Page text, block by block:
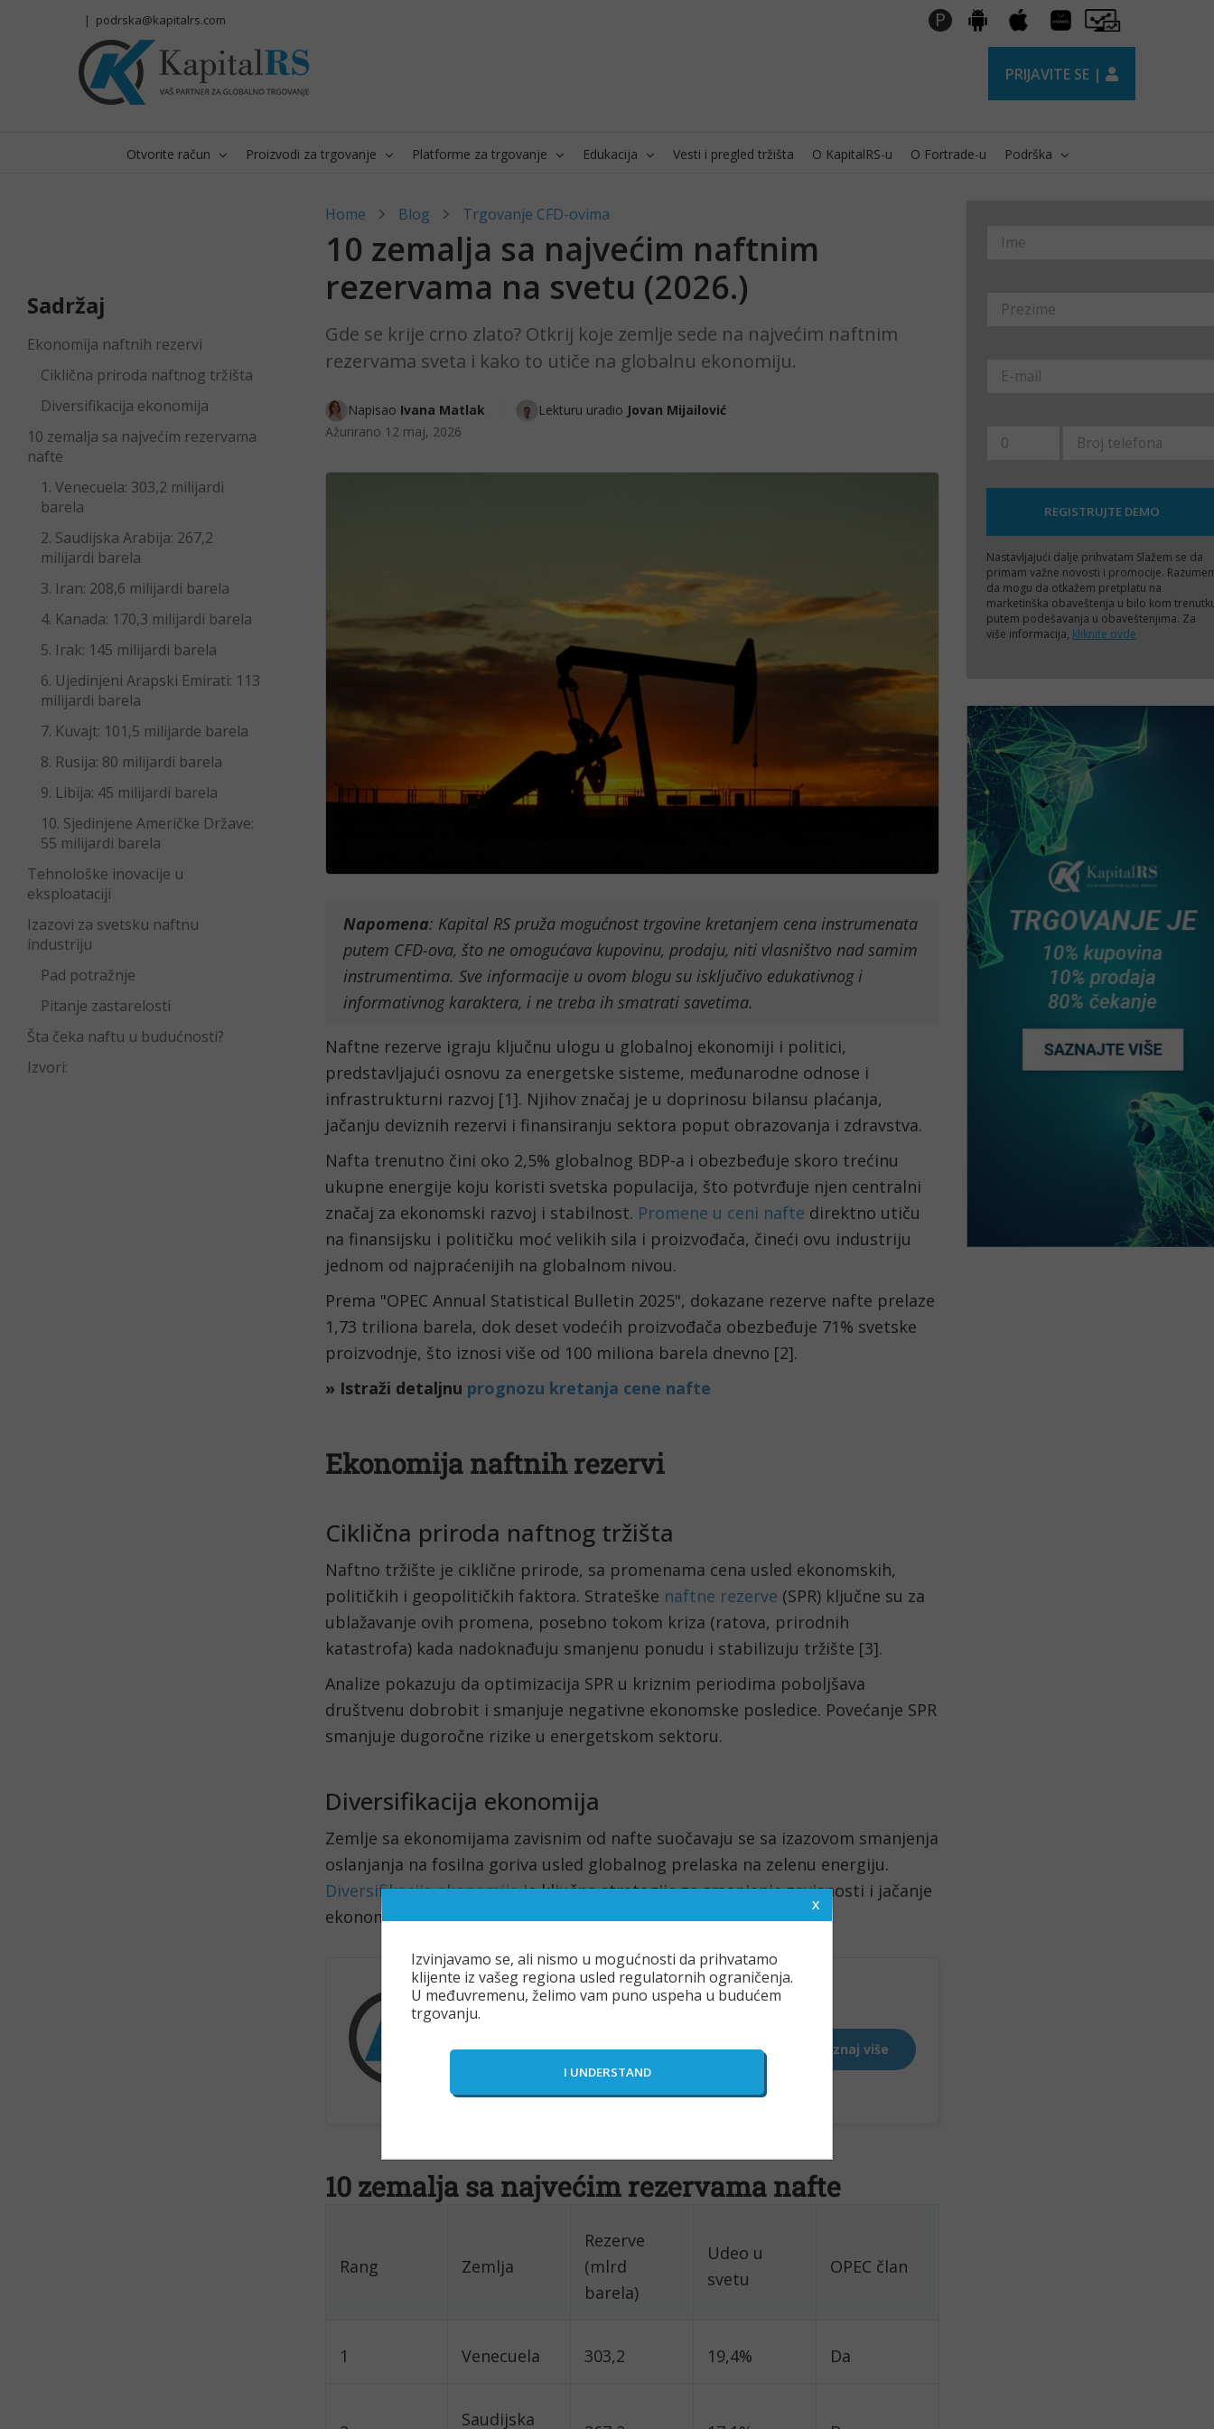
| podrska@kapitalrs.com P Android Apple
Huawei
AppGallery
Pro
Trader
PRIJAVITE SE |
Otvorite račun Proizvodi za trgovanje Platforme za trgovanje Edukacija Vesti i pregled tržišta O KapitalRS-u O Fortrade-u Podrška
Sadržaj
Ekonomija naftnih rezervi
Ciklična priroda naftnog tržišta
Diversifikacija ekonomija
10 zemalja sa najvećim rezervama
nafte
1. Venecuela: 303,2 milijardi
barela
2. Saudijska Arabija: 267,2
milijardi barela
3. Iran: 208,6 milijardi barela
4. Kanada: 170,3 milijardi barela
5. Irak: 145 milijardi barela
6. Ujedinjeni Arapski Emirati: 113
milijardi barela
7. Kuvajt: 101,5 milijarde barela
8. Rusija: 80 milijardi barela
9. Libija: 45 milijardi barela
10. Sjedinjene Američke Države:
55 milijardi barela
Tehnološke inovacije u
eksploataciji
Izazovi za svetsku naftnu
industriju
Pad potražnje
Pitanje zastarelosti
Šta čeka naftu u budućnosti?
Izvori:
Home Blog Trgovanje CFD-ovima
10 zemalja sa najvećim naftnim
rezervama na svetu (2026.)
Gde se krije crno zlato? Otkrij koje zemlje sede na najvećim naftnim
rezervama sveta i kako to utiče na globalnu ekonomiju.
Napisao Ivana Matlak Lekturu uradio Jovan Mijailović
Ažurirano 12 maj, 2026
Napomena: Kapital RS pruža mogućnost trgovine kretanjem cena instrumenata
putem CFD-ova, što ne omogućava kupovinu, prodaju, niti vlasništvo nad samim
instrumentima. Sve informacije u ovom blogu su isključivo edukativnog i
informativnog karaktera, i ne treba ih smatrati savetima.
Naftne rezerve igraju ključnu ulogu u globalnoj ekonomiji i politici,
predstavljajući osnovu za energetske sisteme, međunarodne odnose i
infrastrukturni razvoj [1]. Njihov značaj je u doprinosu bilansu plaćanja,
jačanju deviznih rezervi i finansiranju sektora poput obrazovanja i zdravstva.
Nafta trenutno čini oko 2,5% globalnog BDP-a i obezbeđuje skoro trećinu
ukupne energije koju koristi svetska populacija, što potvrđuje njen centralni
značaj za ekonomski razvoj i stabilnost. Promene u ceni nafte direktno utiču
na finansijsku i političku moć velikih sila i proizvođača, čineći ovu industriju
jednom od najpraćenijih na globalnom nivou.
Prema "OPEC Annual Statistical Bulletin 2025", dokazane rezerve nafte prelaze
1,73 triliona barela, dok deset vodećih proizvođača obezbeđuje 71% svetske
proizvodnje, što iznosi više od 100 miliona barela dnevno [2].
» Istraži detaljnu prognozu kretanja cene nafte
Ekonomija naftnih rezervi
Ciklična priroda naftnog tržišta
Naftno tržište je ciklične prirode, sa promenama cena usled ekonomskih,
političkih i geopolitičkih faktora. Strateške naftne rezerve (SPR) ključne su za
ublažavanje ovih promena, posebno tokom kriza (ratova, prirodnih
katastrofa) kada nadoknađuju smanjenu ponudu i stabilizuju tržište [3].
Analize pokazuju da optimizacija SPR u kriznim periodima poboljšava
društvenu dobrobit i smanjuje negativne ekonomske posledice. Povećanje SPR
smanjuje dugoročne rizike u energetskom sektoru.
Diversifikacija ekonomija
Zemlje sa ekonomijama zavisnim od nafte suočavaju se sa izazovom smanjenja
oslanjanja na fosilna goriva usled globalnog prelaska na zelenu energiju.
Diversifikacija ekonomijeje ključna strategija za smanjenje zavisnosti i jačanje
ekonomske otpornosti.
10 zemalja sa najvećim rezervama nafte
Rang Zemlja
Rezerve
(mlrd
barela)
Udeo u
svetu
OPEC član
1 Venecuela 303,2 19,4% Da
Saudijska
Nastavljajući dalje prihvatam Slažem se da
primam važne novosti i promocije.
da mogu da otkažem pretplatu na
marketinška obaveštenja u bilo kom
putem podešavanja u obaveštenjima. Za
više informacija, kliknite ovde
Izvinjavamo se, ali nismo u mogućnosti da prihvatamo
klijente iz vašeg regiona usled regulatornih ograničenja.
U međuvremenu, želimo vam puno uspeha u budućem
trgovanju.